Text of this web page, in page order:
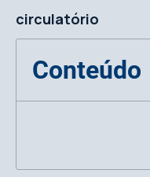
circulatório
Conteúdo